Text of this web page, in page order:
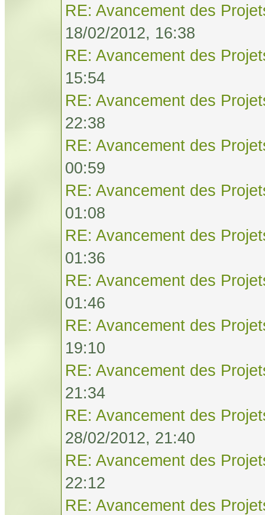
RE: Avancement des
18/02/2012, 16:38
RE: Avancement des
15:54
RE: Avancement des
22:38
RE: Avancement des
00:59
RE: Avancement des
01:08
RE: Avancement des
01:36
RE: Avancement des
01:46
RE: Avancement des
19:10
RE: Avancement des
21:34
RE: Avancement des
28/02/2012, 21:40
RE: Avancement des
22:12
RE: Avancement des